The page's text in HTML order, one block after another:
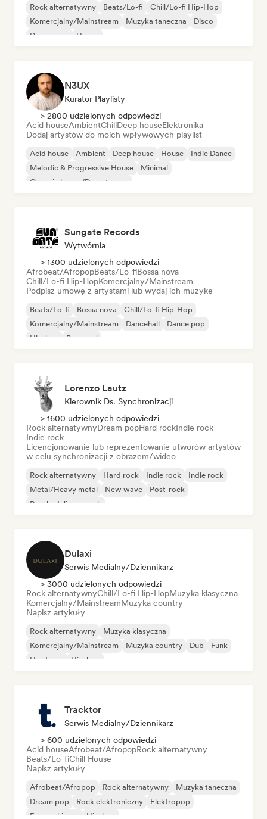
Rock alternatywny Beats/Lo-fi
Chill/Lo-fi Hip-Hop
Komercjalny/Mainstream
Muzyka taneczna
Disco
Dream pop
House
N3UX
Kurator Playlisty
> 2800 udzielonych odpowiedzi
Acid houseAmbientChillDeep houseElektronika
Dodaj artystów do moich wpływowych playlist
Acid house Ambient Deep house House
Indie Dance
Melodic & Progressive House
Minimal
Organic house/Downtempo
Sungate Records
Wytwórnia
> 1300 udzielonych odpowiedzi
Afrobeat/AfropopBeats/Lo-fiBossa nova
Chill/Lo-fi Hip-HopKomercjalny/Mainstream
Podpisz umowę z artystami lub wydaj ich muzykę
Beats/Lo-fi Bossa nova
Chill/Lo-fi Hip-Hop
Komercjalny/Mainstream
Dancehall
Dance pop
Hip-hop
Pop-soul
Lorenzo Lautz
Kierownik Ds. Synchronizacji
> 1600 udzielonych odpowiedzi
Rock alternatywnyDream popHard rockIndie rock
Indie rock
Licencjonowanie lub reprezentowanie utworów artystów
w celu synchronizacji z obrazem/wideo
Rock alternatywny Hard rock Indie rock
Indie rock
Metal/Heavy metal
New wave
Post-rock
Psychedeliczny rock
Dulaxi
Serwis Medialny/Dziennikarz
> 3000 udzielonych odpowiedzi
Rock alternatywnyChill/Lo-fi Hip-HopMuzyka klasyczna
Komercjalny/MainstreamMuzyka country
Napisz artykuły
Rock alternatywny
Muzyka klasyczna
Komercjalny/Mainstream
Muzyka country Dub
Funk
Hardcore
Hip-hop
Tracktor
Serwis Medialny/Dziennikarz
> 600 udzielonych odpowiedzi
Acid houseAfrobeat/AfropopRock alternatywny
Beats/Lo-fiChill House
Napisz artykuły
Afrobeat/Afropop Rock alternatywny
Muzyka taneczna
Dream pop
Rock elektroniczny
Elektropop
Francuski pop
Hip-hop